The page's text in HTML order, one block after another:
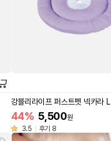
강블리라이프 퍼스트펫 넥카라 L
44% 5,500원
3.5
후기 8